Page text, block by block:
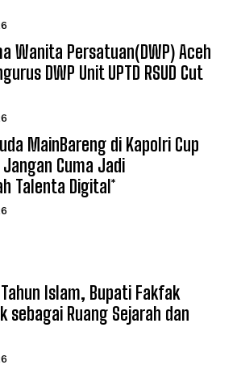
Wanita Persatuan(DWP) Aceh
DWP Unit UPTD RSUD Cut
MainBareng di Kapolri Cup
Cuma Jadi
Talenta Digital*
Islam, Bupati Fakfak
sebagai Ruang Sejarah dan